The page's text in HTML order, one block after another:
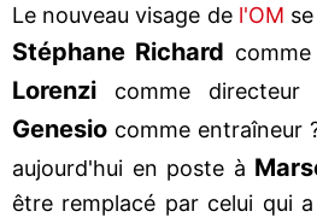
Le nouveau visage de l'OM
Stéphane Richard
Lorenzi comme
Genesio comme entraîneur
aujourd'hui en poste à
être remplacé par celui qui